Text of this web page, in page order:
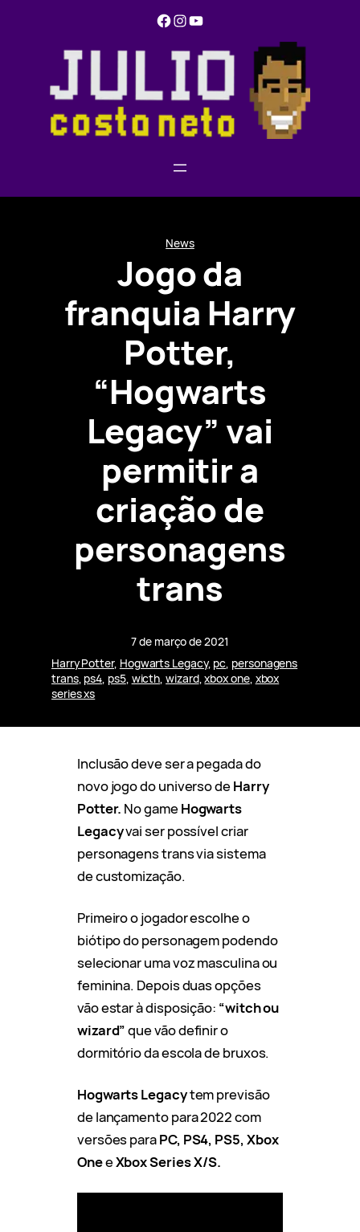
Facebook Instagram YouTube
News
Jogo da
franquia Harry
Potter,
“Hogwarts
Legacy” vai
permitir a
criação de
personagens
trans
7 de março de 2021
Harry Potter, Hogwarts Legacy, pc, personagens
trans, ps4, ps5, wicth, wizard, xbox one, xbox
series xs
Inclusão deve ser a pegada do
novo jogo do universo deHarry
Potter. No gameHogwarts
Legacyvai ser possível criar
personagens trans via sistema
de customização.
Primeiro o jogador escolhe o
biótipo do personagem podendo
selecionar uma voz masculina ou
feminina. Depois duas opções
vão estar à disposição: “witch ou
wizard”que vão definir o
dormitório da escola de bruxos.
Hogwarts Legacytem previsão
de lançamento para 2022 com
versões paraPC, PS4, PS5, Xbox
OneeXbox Series X/S.